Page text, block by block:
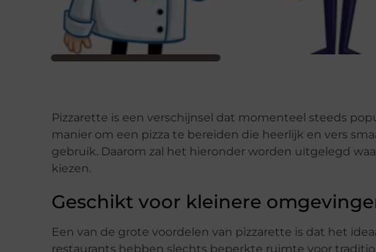
Pizzarette is een verschijnsel dat momenteel steeds
manier om een pizza te bereiden die heerlijk en vers
gebruik. Daarom zal het hieronder worden uitgelegd
kiezen.
Geschikt voor kleinere
Een van de grote voordelen van pizzarette is dat het
restaurants hebben slechts beperkte ruimte voor